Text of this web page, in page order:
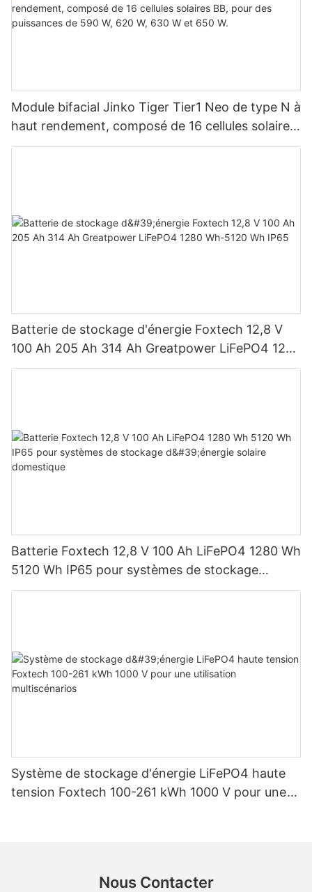
Module bifacial Jinko Tiger Tier1 Neo de type N à
haut rendement, composé de 16 cellules solaires
BB, pour des puissances de 590 W, 620 W, 630
Batterie de stockage d'énergie Foxtech 12,8 V
100 Ah 205 Ah 314 Ah Greatpower LiFePO4 1280
Wh-5120 Wh IP65
Batterie Foxtech 12,8 V 100 Ah LiFePO4 1280 Wh
5120 Wh IP65 pour systèmes de stockage
d'énergie solaire domestique
Système de stockage d'énergie LiFePO4 haute
tension Foxtech 100-261 kWh 1000 V pour une
Nous Contacter